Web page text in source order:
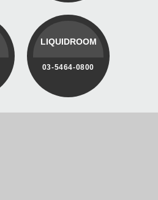
LIQUIDROOM
03-5464-0800